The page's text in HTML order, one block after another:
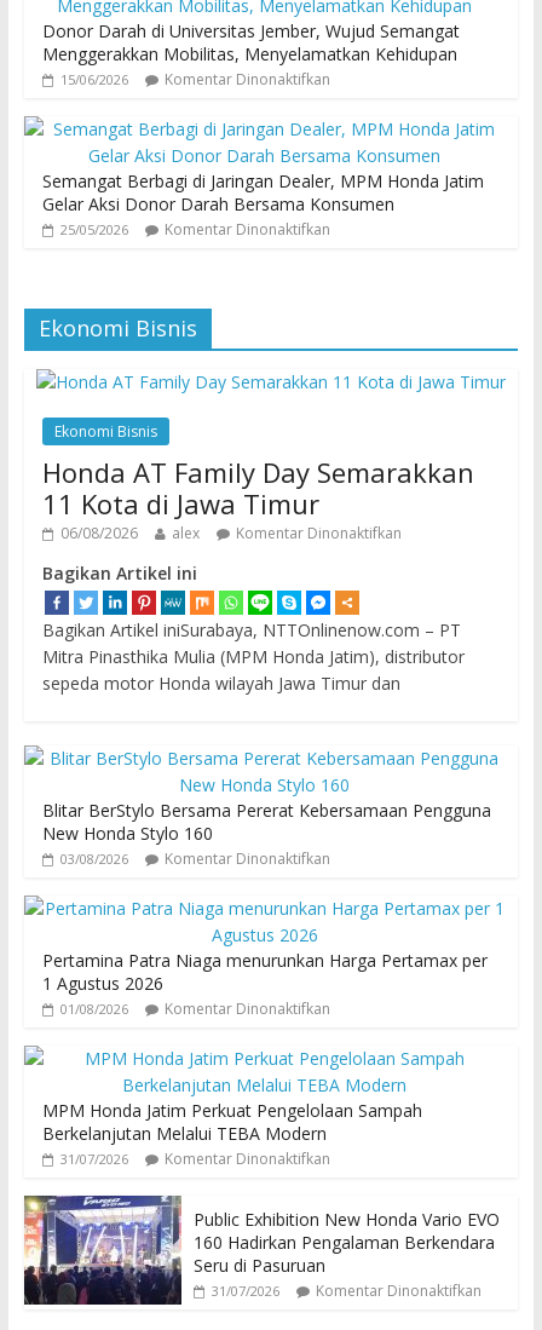
Donor Darah di Universitas Jember, Wujud Semangat
Menggerakkan Mobilitas, Menyelamatkan Kehidupan
15/06/2026 Komentar Dinonaktifkan
Semangat Berbagi di Jaringan Dealer, MPM Honda Jatim
Gelar Aksi Donor Darah Bersama Konsumen
25/05/2026 Komentar Dinonaktifkan
Ekonomi Bisnis
Ekonomi Bisnis
Honda AT Family Day Semarakkan
11 Kota di Jawa Timur
06/08/2026 alex Komentar Dinonaktifkan
Bagikan Artikel ini
Bagikan Artikel iniSurabaya, NTTOnlinenow.com – PT
Mitra Pinasthika Mulia (MPM Honda Jatim), distributor
sepeda motor Honda wilayah Jawa Timur dan
Blitar BerStylo Bersama Pererat Kebersamaan Pengguna
New Honda Stylo 160
03/08/2026 Komentar Dinonaktifkan
Pertamina Patra Niaga menurunkan Harga Pertamax per
1 Agustus 2026
01/08/2026 Komentar Dinonaktifkan
MPM Honda Jatim Perkuat Pengelolaan Sampah
Berkelanjutan Melalui TEBA Modern
31/07/2026 Komentar Dinonaktifkan
Public Exhibition New Honda Vario EVO
160 Hadirkan Pengalaman Berkendara
Seru di Pasuruan
31/07/2026 Komentar Dinonaktifkan